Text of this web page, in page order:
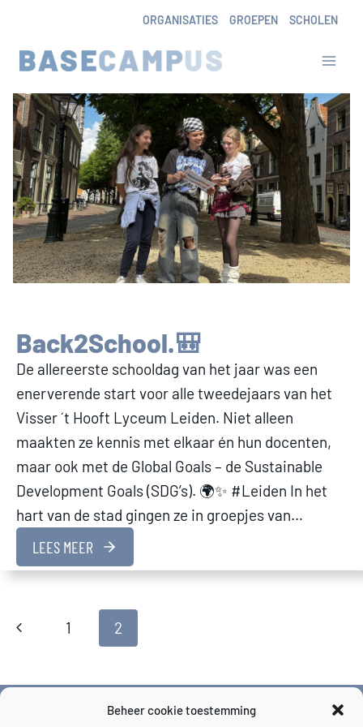
Beheer cookie toestemming
content
ORGANISATIES GROEPEN SCHOLEN
Back2School.🎒
De allereerste schooldag van het jaar was een
enerverende start voor alle tweedejaars van het
Visser ´t Hooft Lyceum Leiden. Niet alleen
maakten ze kennis met elkaar én hun docenten,
maar ook met de Global Goals – de Sustainable
Development Goals (SDG’s). 🌍✨ #Leiden In het
hart van de stad gingen ze in groepjes van…
LEES MEER
Page
navigation
Previous1 2